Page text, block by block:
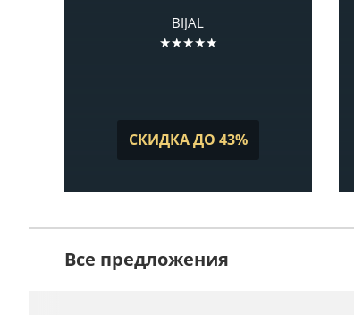
BIJAL
★★★★★
СКИДКА ДО 43%
Все предложения